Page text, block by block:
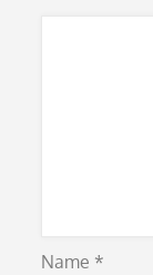
Name *